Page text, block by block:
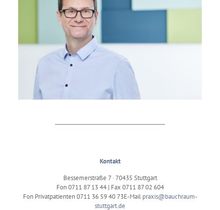
Kontakt
Bessemerstraße 7 · 70435 Stuttgart
Fon0711 87 13 44| Fax 0711 87 02 604
Fon Privatpatienten0711 36 59 40 73E-Mail praxis@bauchraum-
stuttgart.de